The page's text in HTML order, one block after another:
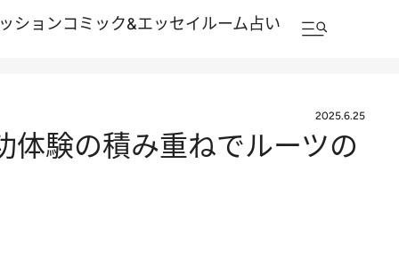
ションコミック&エッセイルーム占い
2025.6.25
体験の積み重ねでルーツの